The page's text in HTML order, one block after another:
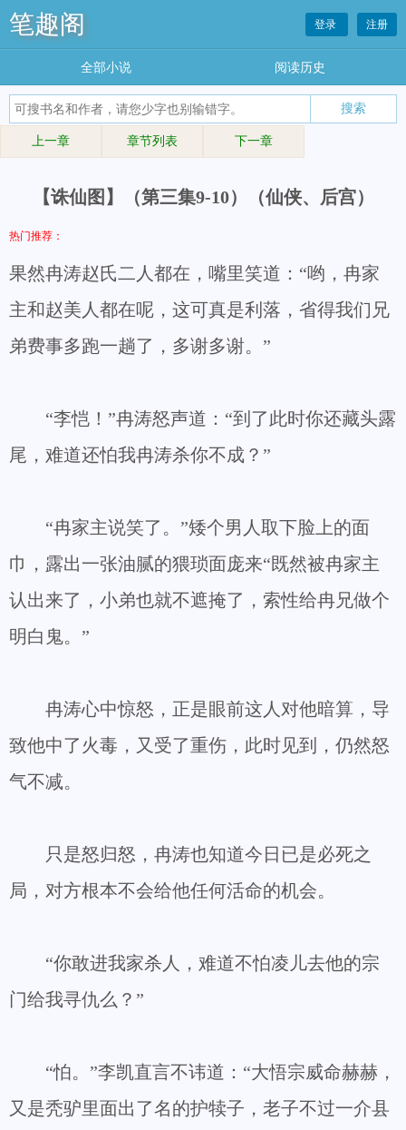
笔趣阁 登录 注册
全部小说 阅读历史
上一章 章节列表 下一章
【诛仙图】（第三集9-10）（仙侠、后宫）
热门推荐：
果然冉涛赵氏二人都在，嘴里笑道：“哟，冉家
主和赵美人都在呢，这可真是利落，省得我们兄
弟费事多跑一趟了，多谢多谢。”
“李恺！”冉涛怒声道：“到了此时你还藏头露
尾，难道还怕我冉涛杀你不成？”
“冉家主说笑了。”矮个男人取下脸上的面
巾，露出一张油腻的猥琐面庞来“既然被冉家主
认出来了，小弟也就不遮掩了，索性给冉兄做个
明白鬼。”
冉涛心中惊怒，正是眼前这人对他暗算，导
致他中了火毒，又受了重伤，此时见到，仍然怒
气不减。
只是怒归怒，冉涛也知道今日已是必死之
局，对方根本不会给他任何活命的机会。
“你敢进我家杀人，难道不怕凌儿去他的宗
门给我寻仇么？”
“怕。”李凯直言不讳道：“大悟宗威命赫赫，
又是秃驴里面出了名的护犊子，老子不过一介县